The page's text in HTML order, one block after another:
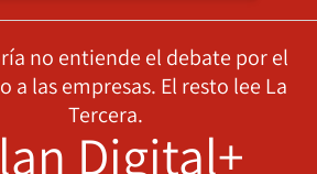
no entiende el debate por el
a las empresas. El resto lee La
Tercera.
Digital+